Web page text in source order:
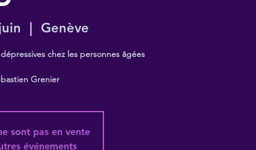
  |
Genève
chez les personnes âgées
Grenier
sont pas en vente
événements